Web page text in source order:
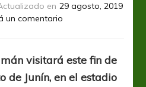
en 29 agosto, 2019
un comentarioen
a
Junín
visitará este fin de
de Junín, en el estadio